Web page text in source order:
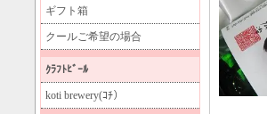
ギフト箱
クールご希望の場合
ｸﾗﾌﾄﾋﾞｰﾙ
koti brewery(ｺﾁ）